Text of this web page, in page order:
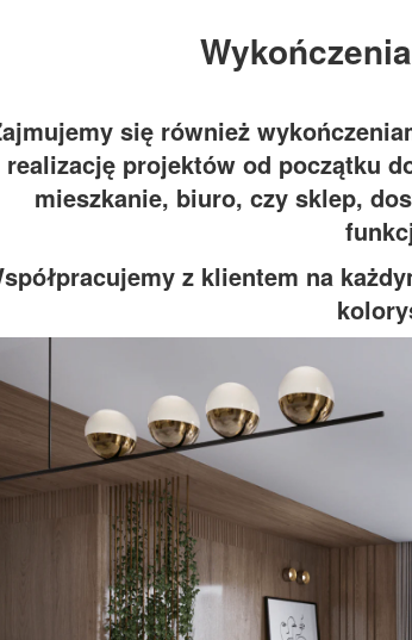
się również
realizację projektów od początku
mieszkanie, biuro, czy sklep,
z klientem na